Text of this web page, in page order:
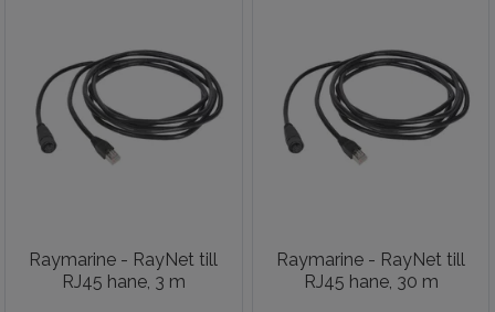
Raymarine - RayNet till
RJ45 hane, 3 m
Raymarine - RayNet till
RJ45 hane, 30 m